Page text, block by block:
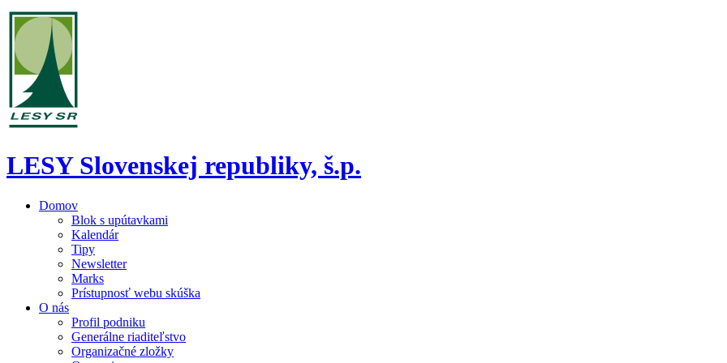
LESY Slovenskej republiky, š.p.
Domov
Blok s upútavkami
Kalendár
Tipy
Newsletter
Marks
Prístupnosť webu skúška
O nás
Profil podniku
Generálne riaditeľstvo
Organizačné zložky